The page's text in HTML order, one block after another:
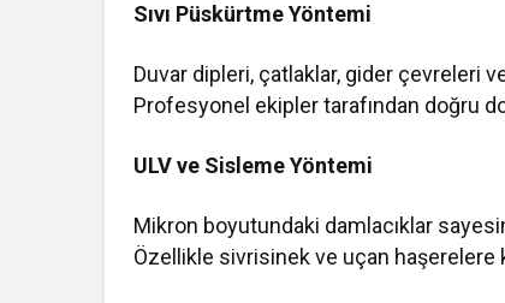
Sıvı Püskürtme Yöntemi
Duvar dipleri, çatlaklar, gider çevreleri
Profesyonel ekipler tarafından doğru
ULV ve Sisleme Yöntemi
Mikron boyutundaki damlacıklar
Özellikle sivrisinek ve uçan haşerelere